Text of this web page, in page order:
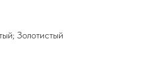
Золотистый